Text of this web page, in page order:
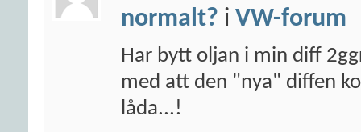
normalt? i VW-forum
Har bytt oljan i min diff
med att den "nya" diffen
låda...!